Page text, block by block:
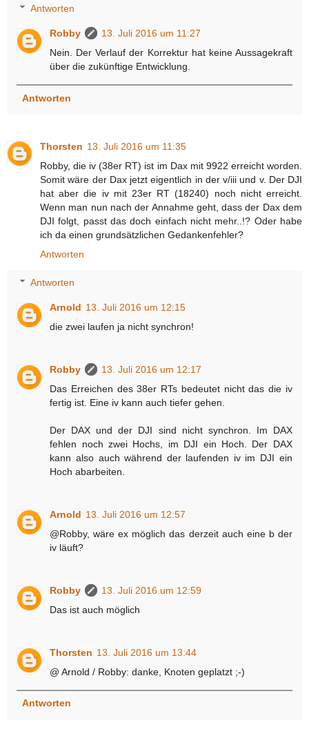
Antworten
Robby
13. Juli 2016 um 11:27
Nein. Der Verlauf der Korrektur hat keine Aussagekraft
über die zukünftige Entwicklung.
Antworten
Thorsten 13. Juli 2016 um 11:35
Robby, die iv (38er RT) ist im Dax mit 9922 erreicht worden.
Somit wäre der Dax jetzt eigentlich in der v/iii und v. Der DJI
hat aber die iv mit 23er RT (18240) noch nicht erreicht.
Wenn man nun nach der Annahme geht, dass der Dax dem
DJI folgt, passt das doch einfach nicht mehr..!? Oder habe
ich da einen grundsätzlichen Gedankenfehler?
Antworten
Antworten
Arnold 13. Juli 2016 um 12:15
die zwei laufen ja nicht synchron!
Robby
13. Juli 2016 um 12:17
Das Erreichen des 38er RTs bedeutet nicht das die iv
fertig ist. Eine iv kann auch tiefer gehen.
Der DAX und der DJI sind nicht synchron. Im DAX
fehlen noch zwei Hochs, im DJI ein Hoch. Der DAX
kann also auch während der laufenden iv im DJI ein
Hoch abarbeiten.
Arnold 13. Juli 2016 um 12:57
@Robby, wäre ex möglich das derzeit auch eine b der
iv läuft?
Robby
13. Juli 2016 um 12:59
Das ist auch möglich
Thorsten 13. Juli 2016 um 13:44
@ Arnold / Robby: danke, Knoten geplatzt ;-)
Antworten